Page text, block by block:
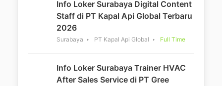
Info Loker Surabaya Digital Content
Staff di PT Kapal Api Global Terbaru
2026
Surabaya PT Kapal Api Global Full Time
Info Loker Surabaya Trainer HVAC
After Sales Service di PT Gree